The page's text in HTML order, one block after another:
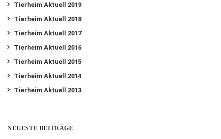
Tierheim Aktuell 2019
Tierheim Aktuell 2018
Tierheim Aktuell 2017
Tierheim Aktuell 2016
Tierheim Aktuell 2015
Tierheim Aktuell 2014
Tierheim Aktuell 2013
NEUESTE BEITRÄGE